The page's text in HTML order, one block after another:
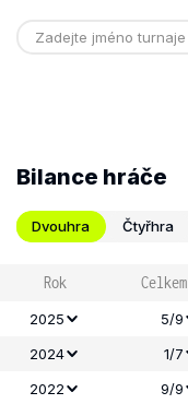
Bilance hráče
Dvouhra Čtyřhra
Rok Celkem
2025 5/9
2024
1/7
2022
9/9